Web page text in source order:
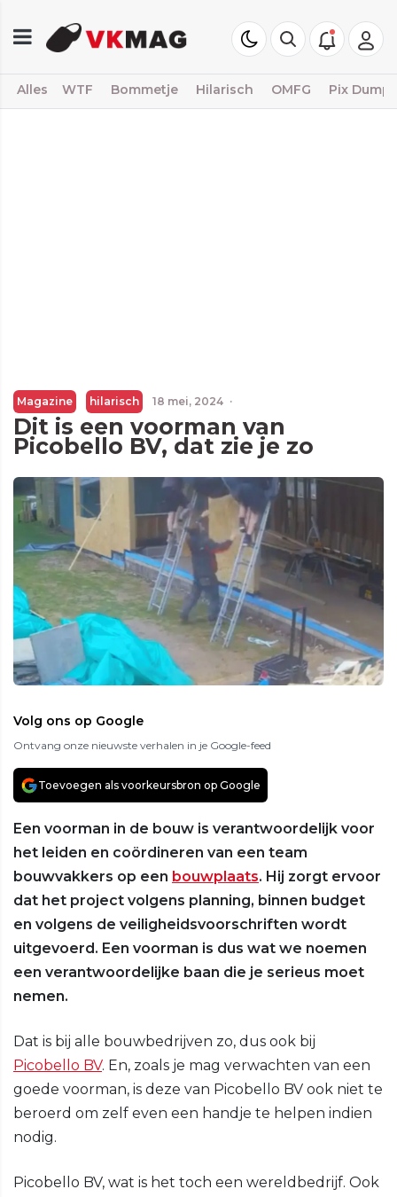
Alles WTF Bommetje Hilarisch OMFG Pix Dump
Magazine hilarisch 18 mei, 2024 ·
Dit is een voorman van
Picobello BV, dat zie je zo
Volg ons op Google
Ontvang onze nieuwste verhalen in je Google-feed
Toevoegen als voorkeursbron op Google
Een voorman in de bouw is verantwoordelijk voor
het leiden en coördineren van een team
bouwvakkers op een bouwplaats. Hij zorgt ervoor
dat het project volgens planning, binnen budget
en volgens de veiligheidsvoorschriften wordt
uitgevoerd. Een voorman is dus wat we noemen
een verantwoordelijke baan die je serieus moet
nemen.
Dat is bij alle bouwbedrijven zo, dus ook bij
Picobello BV. En, zoals je mag verwachten van een
goede voorman, is deze van Picobello BV ook niet te
beroerd om zelf even een handje te helpen indien
nodig.
Picobello BV, wat is het toch een wereldbedrijf. Ook